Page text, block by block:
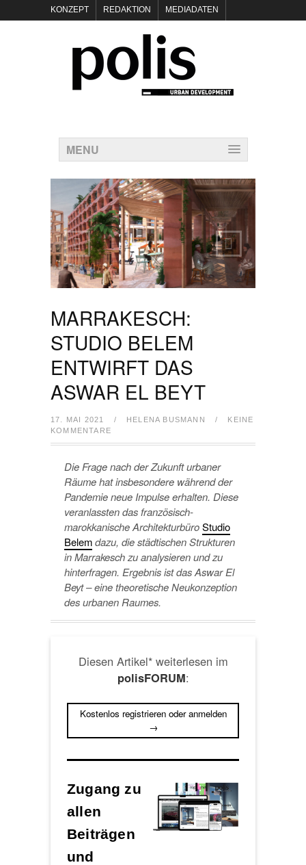
KONZEPT REDAKTION MEDIADATEN
POLIS KEYNOTES
KONTAKT DATENSCHUTZ IMPRESSUM
MENU
MARRAKESCH:
STUDIO BELEM
ENTWIRFT DAS
ASWAR EL BEYT
17. MAI 2021 / HELENA BUSMANN /
KEINE
KOMMENTARE
Die Frage nach der Zukunft urbaner
Räume hat insbesondere während der
Pandemie neue Impulse erhalten. Diese
veranlassten das französisch-
marokkanische ArchitekturbüroStudio
Belemdazu, die städtischen Strukturen
in Marrakesch zu analysieren und zu
hinterfragen. Ergebnis ist das Aswar El
Beyt – eine theoretische Neukonzeption
des urbanen Raumes.
Diesen Artikel* weiterlesen im
polisFORUM:
Kostenlos registrieren oder anmelden
→
Zugang zu
allen
Beiträgen
und